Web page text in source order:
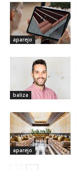
aparejo
baliza
aparejo